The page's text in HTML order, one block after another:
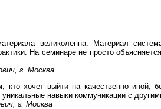
великолепна. Материал
На семинаре не просто
г. Москва
кто хочет выйти на качественно иной,
уникальные навыки коммуникации с
г. Москва